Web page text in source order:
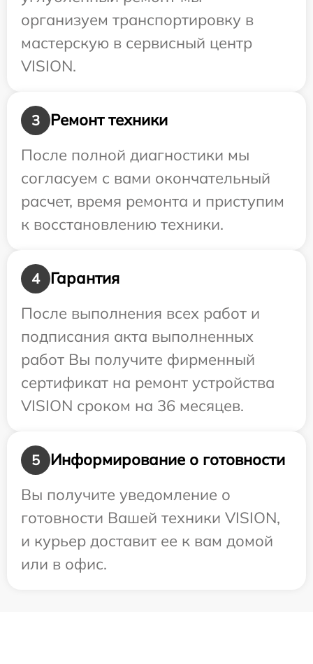
организуем транспортировку в
мастерскую в сервисный центр
VISION.
3
Ремонт техники
После полной диагностики мы
согласуем с вами окончательный
расчет, время ремонта и приступим
к восстановлению техники.
4
Гарантия
После выполнения всех работ и
подписания акта выполненных
работ Вы получите фирменный
сертификат на ремонт устройства
VISION сроком на 36 месяцев.
5
Информирование о готовности
Вы получите уведомление о
готовности Вашей техники VISION,
и курьер доставит ее к вам домой
или в офис.